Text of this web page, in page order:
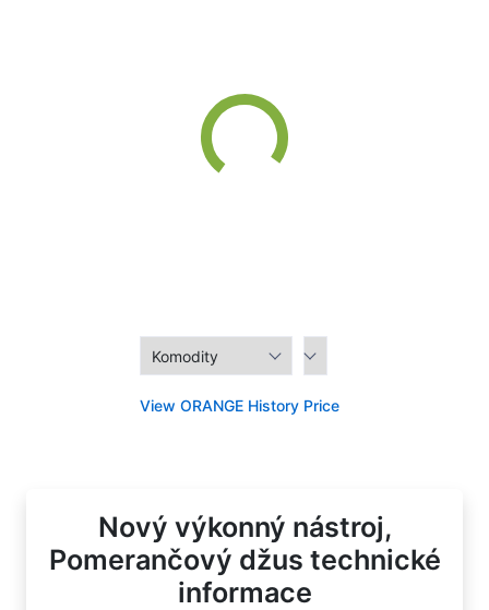
View ORANGE History Price
Nový výkonný nástroj,
Pomerančový džus technické
informace